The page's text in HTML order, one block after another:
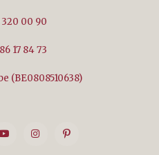
320 00 90
17 84 73
(BE0808510638)